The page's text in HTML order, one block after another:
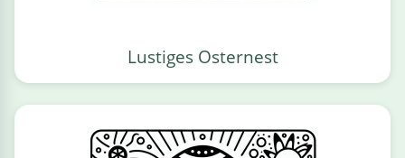
Lustiges Osternest